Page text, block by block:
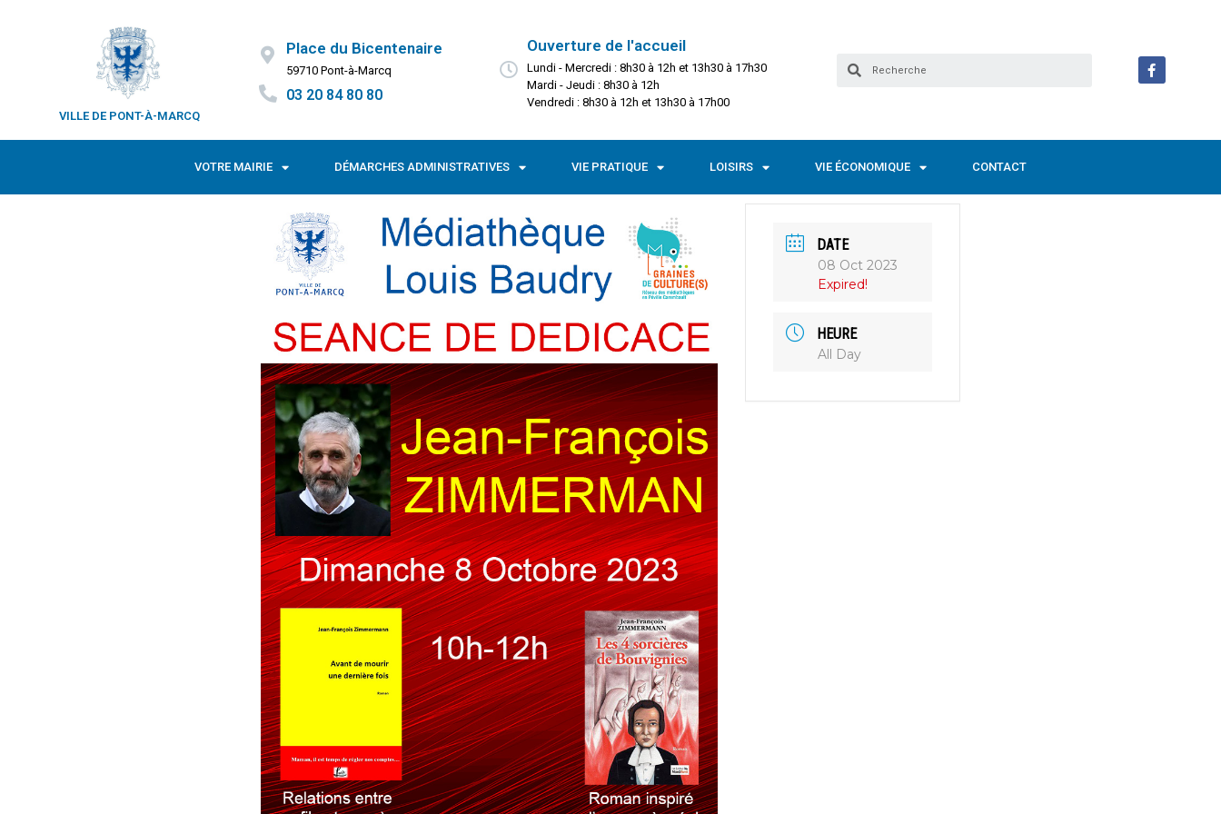
VILLE DE PONT-À-MARCQ
Place du Bicentenaire
59710 Pont-à-Marcq
03 20 84 80 80
Ouverture de l'accueil
Lundi - Mercredi : 8h30 à 12h et 13h30 à 17h30
Mardi - Jeudi : 8h30 à 12h
Vendredi : 8h30 à 12h et 13h30 à 17h00
VOTRE MAIRIE DÉMARCHES ADMINISTRATIVES VIE PRATIQUE LOISIRS VIE ÉCONOMIQUE CONTACT
DATE
08 Oct 2023
Expired!
HEURE
All Day